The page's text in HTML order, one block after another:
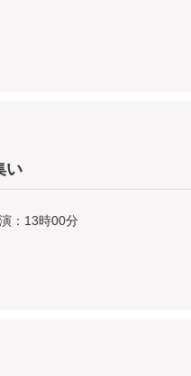
い
：13時00分